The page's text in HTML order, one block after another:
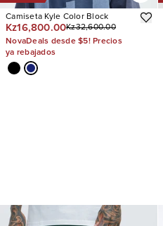
Camiseta Kyle Color Block
Kz16,800.00Kz32,600.00
NovaDeals desde $5! Precios
ya rebajados